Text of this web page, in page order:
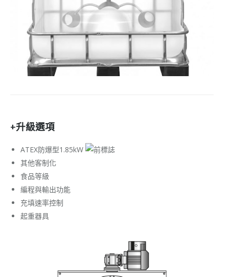
+升級選項
ATEX防爆型1.85kW
其他客制化
食品等級
編程與輸出功能
充填速率控制
起重器具